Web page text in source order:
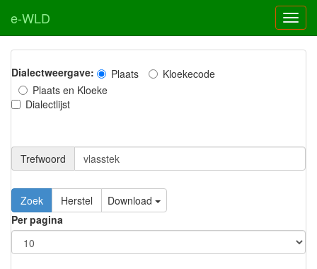
e-WLD
Dialectweergave: Plaats
Kloekecode
Plaats en Kloeke
Dialectlijst
Trefwoord
Download
Per pagina